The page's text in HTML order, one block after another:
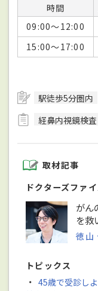
時間
09:00～12:00
15:00～17:00
駅徒歩5分圏内
経鼻内視鏡検査
取材記事
ドクターズファ
がん
を救
徳山
トピックス
・ 45歳で受診し